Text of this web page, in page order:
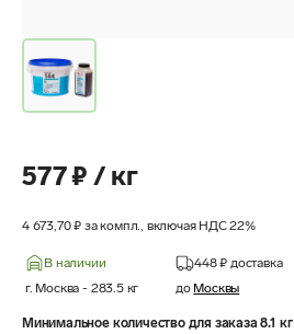
577 ₽ / кг
4 673,70 ₽ за компл., включая НДС 22%
В наличии 448 ₽ доставка
г. Москва - 283.5 кг до Москвы
Минимальное количество для заказа 8.1 кг